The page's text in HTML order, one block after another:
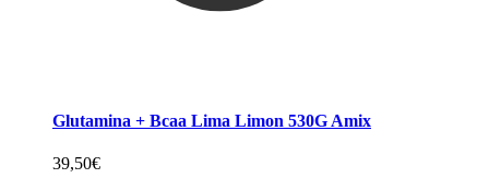
Glutamina + Bcaa Lima Limon 530G Amix
39,50€